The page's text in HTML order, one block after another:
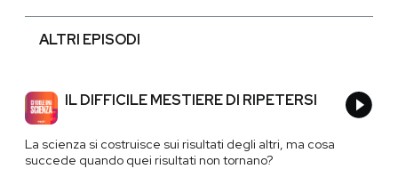
ALTRI EPISODI
IL DIFFICILE MESTIERE DI RIPETERSI
La scienza si costruisce sui risultati degli altri, ma cosa
succede quando quei risultati non tornano?